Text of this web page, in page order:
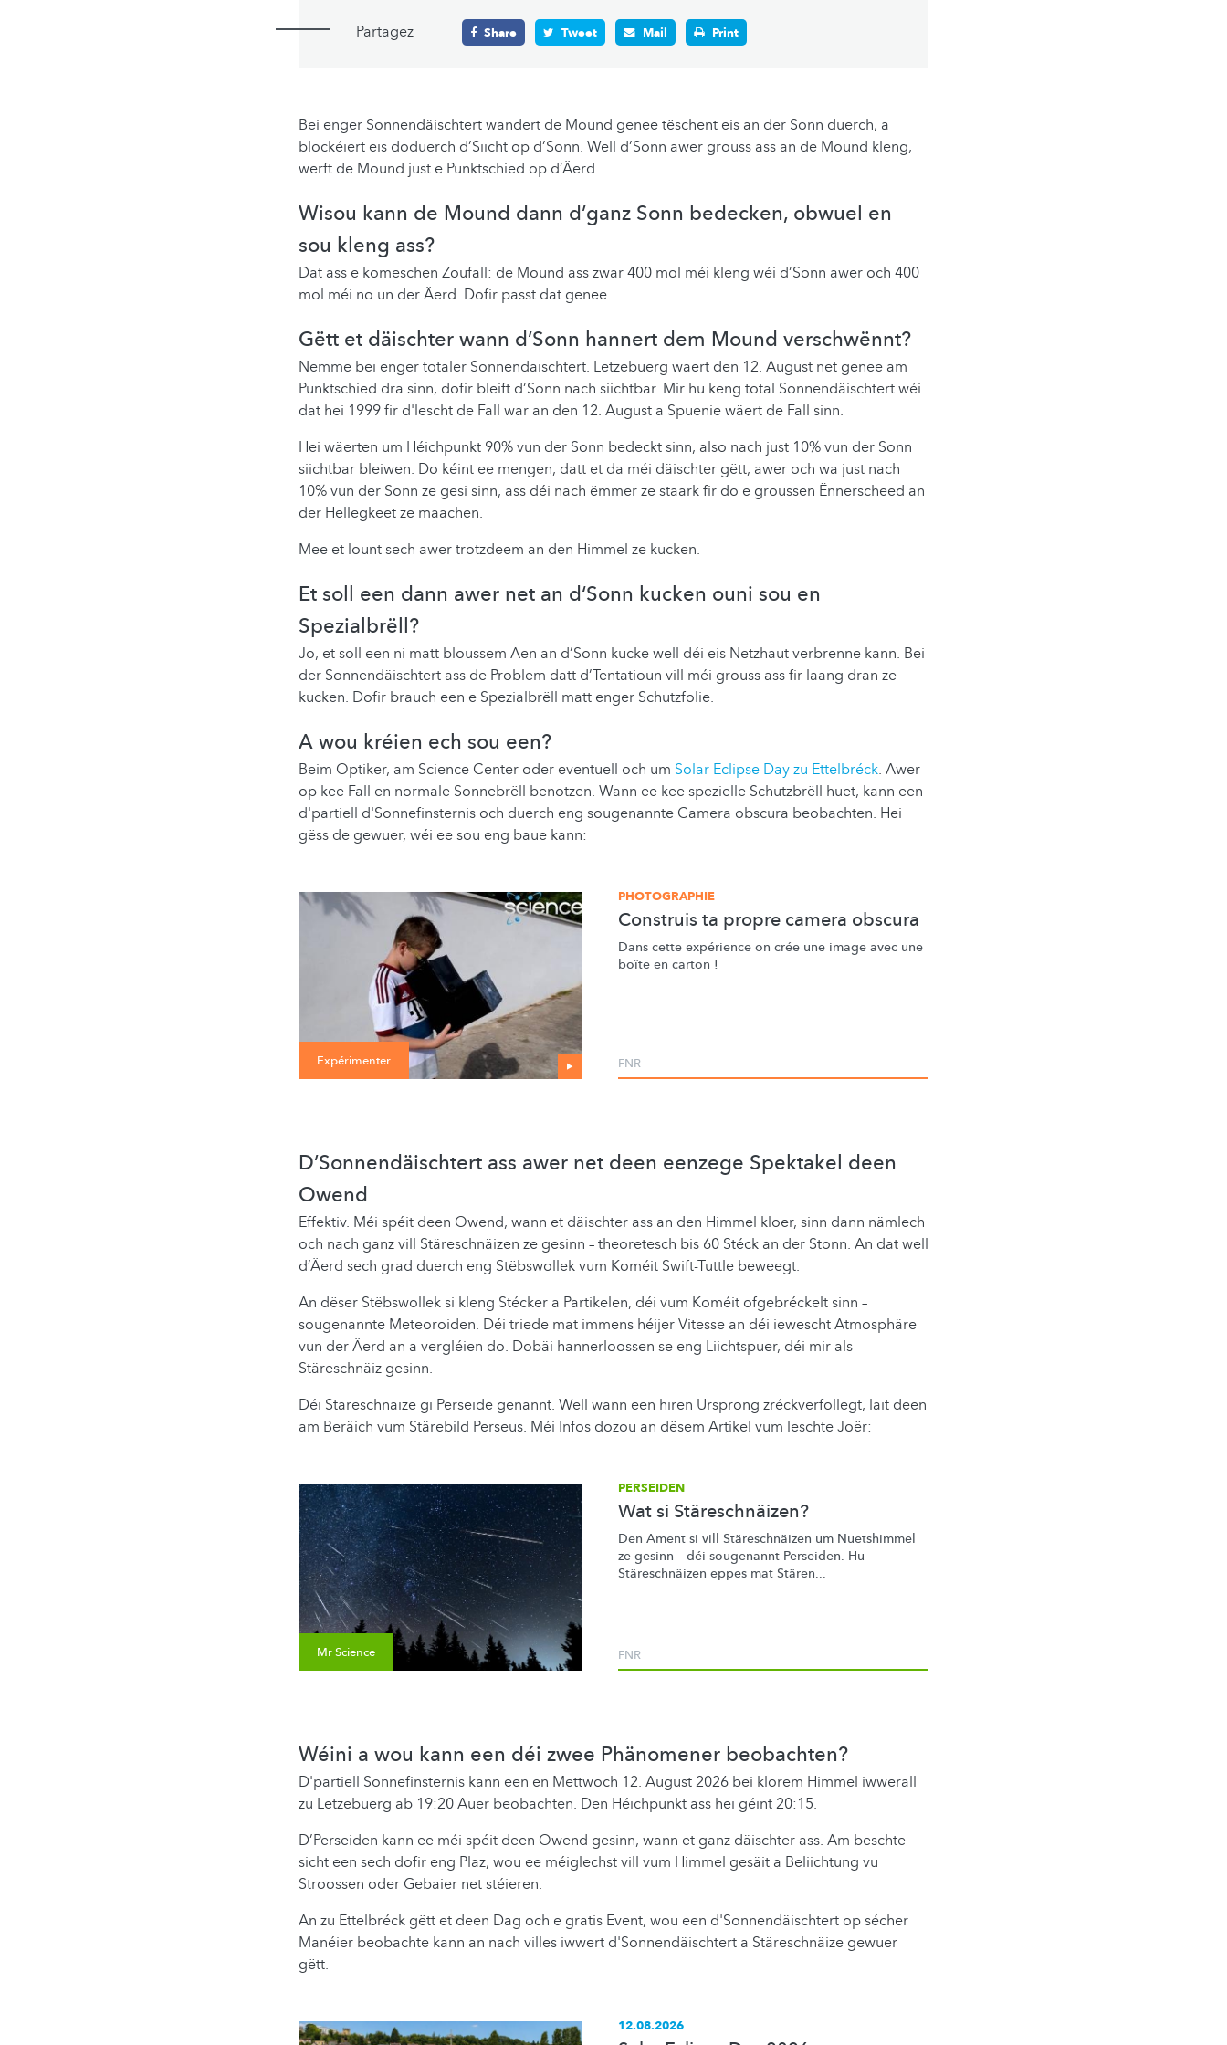
Partagez Share Tweet Mail Print
Bei enger Sonnendäischtert wandert de Mound genee tëschent eis an der Sonn duerch, a
blockéiert eis doduerch d’Siicht op d’Sonn. Well d’Sonn awer grouss ass an de Mound kleng,
werft de Mound just e Punktschied op d’Äerd.
Wisou kann de Mound dann d’ganz Sonn bedecken, obwuel en
sou kleng ass?
Dat ass e komeschen Zoufall: de Mound ass zwar 400 mol méi kleng wéi d’Sonn awer och 400
mol méi no un der Äerd. Dofir passt dat genee.
Gëtt et däischter wann d’Sonn hannert dem Mound verschwënnt?
Nëmme bei enger totaler Sonnendäischtert. Lëtzebuerg wäert den 12. August net genee am
Punktschied dra sinn, dofir bleift d’Sonn nach siichtbar. Mir hu keng total Sonnendäischtert wéi
dat hei 1999 fir d'lescht de Fall war an den 12. August a Spuenie wäert de Fall sinn.
Hei wäerten um Héichpunkt 90% vun der Sonn bedeckt sinn, also nach just 10% vun der Sonn
siichtbar bleiwen. Do kéint ee mengen, datt et da méi däischter gëtt, awer och wa just nach
10% vun der Sonn ze gesi sinn, ass déi nach ëmmer ze staark fir do e groussen Ënnerscheed an
der Hellegkeet ze maachen.
Mee et lount sech awer trotzdeem an den Himmel ze kucken.
Et soll een dann awer net an d‘Sonn kucken ouni sou en
Spezialbrëll?
Jo, et soll een ni matt bloussem Aen an d’Sonn kucke well déi eis Netzhaut verbrenne kann. Bei
der Sonnendäischtert ass de Problem datt d’Tentatioun vill méi grouss ass fir laang dran ze
kucken. Dofir brauch een e Spezialbrëll matt enger Schutzfolie.
A wou kréien ech sou een?
Beim Optiker, am Science Center oder eventuell och um Solar Eclipse Day zu Ettelbréck. Awer
op kee Fall en normale Sonnebrëll benotzen. Wann ee kee spezielle Schutzbrëll huet, kann een
d'partiell d'Sonnefinsternis och duerch eng sougenannte Camera obscura beobachten. Hei
gëss de gewuer, wéi ee sou eng baue kann:
Expérimenter
PHOTOGRAPHIE
Construis ta propre camera obscura
Dans cette expérience on crée une image avec une
boîte en carton !
FNR
D’Sonnendäischtert ass awer net deen eenzege Spektakel deen
Owend
Effektiv. Méi spéit deen Owend, wann et däischter ass an den Himmel kloer, sinn dann nämlech
och nach ganz vill Stäreschnäizen ze gesinn – theoretesch bis 60 Stéck an der Stonn. An dat well
d’Äerd sech grad duerch eng Stëbswollek vum Koméit Swift-Tuttle beweegt.
An dëser Stëbswollek si kleng Stécker a Partikelen, déi vum Koméit ofgebréckelt sinn –
sougenannte Meteoroiden. Déi triede mat immens héijer Vitesse an déi iewescht Atmosphäre
vun der Äerd an a vergléien do. Dobäi hannerloossen se eng Liichtspuer, déi mir als
Stäreschnäiz gesinn.
Déi Stäreschnäize gi Perseide genannt. Well wann een hiren Ursprong zréckverfollegt, läit deen
am Beräich vum Stärebild Perseus. Méi Infos dozou an dësem Artikel vum leschte Joër:
Mr Science
PERSEIDEN
Wat si Stäreschnäizen?
Den Ament si vill Stäreschnäizen um Nuetshimmel
ze gesinn – déi sougenannt Perseiden. Hu
Stäreschnäizen eppes mat Stären...
FNR
Wéini a wou kann een déi zwee Phänomener beobachten?
D'partiell Sonnefinsternis kann een en Mettwoch 12. August 2026 bei klorem Himmel iwwerall
zu Lëtzebuerg ab 19:20 Auer beobachten. Den Héichpunkt ass hei géint 20:15.
D’Perseiden kann ee méi spéit deen Owend gesinn, wann et ganz däischter ass. Am beschte
sicht een sech dofir eng Plaz, wou ee méiglechst vill vum Himmel gesäit a Beliichtung vu
Stroossen oder Gebaier net stéieren.
An zu Ettelbréck gëtt et deen Dag och e gratis Event, wou een d'Sonnendäischtert op sécher
Manéier beobachte kann an nach villes iwwert d'Sonnendäischtert a Stäreschnäize gewuer
gëtt.
12.08.2026